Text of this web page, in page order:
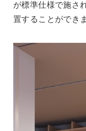
が標準仕様で施さ
置することができ